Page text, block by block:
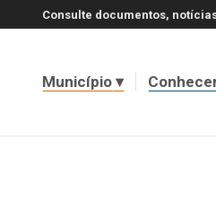
Consulte documentos,
Município